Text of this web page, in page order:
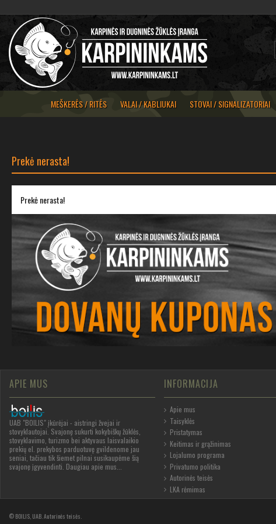
MEŠKERĖS / RITĖS VALAI / KABLIUKAI STOVAI / SIGNALIZATORIAI
Prekė nerasta!
Prekė nerasta!
APIE MUS
UAB "BOILIS" įkūrėjai - aistringi žvejai ir
stovyklautojai. Svajonę sukurti kokybiškų žūklės,
stovyklavimo, turizmo bei aktyvaus laisvalaikio
prekių el. prekybos parduotuvę gvildenome jau
seniai, tačiau tik šiemet pilnai susikaupėme šią
svajonę įgyvendinti. Daugiau apie mus...
INFORMACIJA
Apie mus
Taisyklės
Pristatymas
Keitimas ir grąžinimas
Lojalumo programa
Privatumo politika
Autorinės teisės
LKA rėmimas
© BOILIS, UAB.Autorinės teisės.